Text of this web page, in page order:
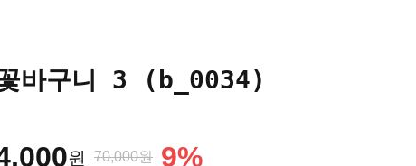
바구니 3 (b_0034)
원 70,000원 9%